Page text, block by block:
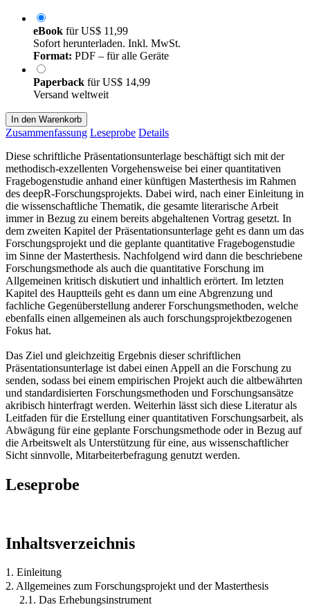
eBook fürUS$ 11,99
Sofort herunterladen. Inkl. MwSt.
Format: PDF – für alle Geräte
Paperback fürUS$ 14,99
Versand weltweit
In den Warenkorb
Zusammenfassung Leseprobe Details
Diese schriftliche Präsentationsunterlage beschäftigt sich mit der
methodisch-exzellenten Vorgehensweise bei einer quantitativen
Fragebogenstudie anhand einer künftigen Masterthesis im Rahmen
des deepR-Forschungsprojekts. Dabei wird, nach einer Einleitung in
die wissenschaftliche Thematik, die gesamte literarische Arbeit
immer in Bezug zu einem bereits abgehaltenen Vortrag gesetzt. In
dem zweiten Kapitel der Präsentationsunterlage geht es dann um das
Forschungsprojekt und die geplante quantitative Fragebogenstudie
im Sinne der Masterthesis. Nachfolgend wird dann die beschriebene
Forschungsmethode als auch die quantitative Forschung im
Allgemeinen kritisch diskutiert und inhaltlich erörtert. Im letzten
Kapitel des Hauptteils geht es dann um eine Abgrenzung und
fachliche Gegenüberstellung anderer Forschungsmethoden, welche
ebenfalls einen allgemeinen als auch forschungsprojektbezogenen
Fokus hat.
Das Ziel und gleichzeitig Ergebnis dieser schriftlichen
Präsentationsunterlage ist dabei einen Appell an die Forschung zu
senden, sodass bei einem empirischen Projekt auch die altbewährten
und standardisierten Forschungsmethoden und Forschungsansätze
akribisch hinterfragt werden. Weiterhin lässt sich diese Literatur als
Leitfaden für die Erstellung einer quantitativen Forschungsarbeit, als
Abwägung für eine geplante Forschungsmethode oder in Bezug auf
die Arbeitswelt als Unterstützung für eine, aus wissenschaftlicher
Sicht sinnvolle, Mitarbeiterbefragung genutzt werden.
Leseprobe
Inhaltsverzeichnis
1. Einleitung
2. Allgemeines zum Forschungsprojekt und der Masterthesis
2.1. Das Erhebungsinstrument